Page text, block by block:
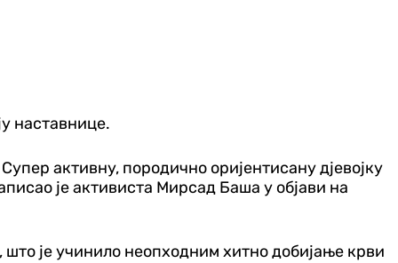
наставнице.
активну, породично оријентисану дјевојку
је активиста Мирсад Баша у објави на
је учинило неопходним хитно добијање крви